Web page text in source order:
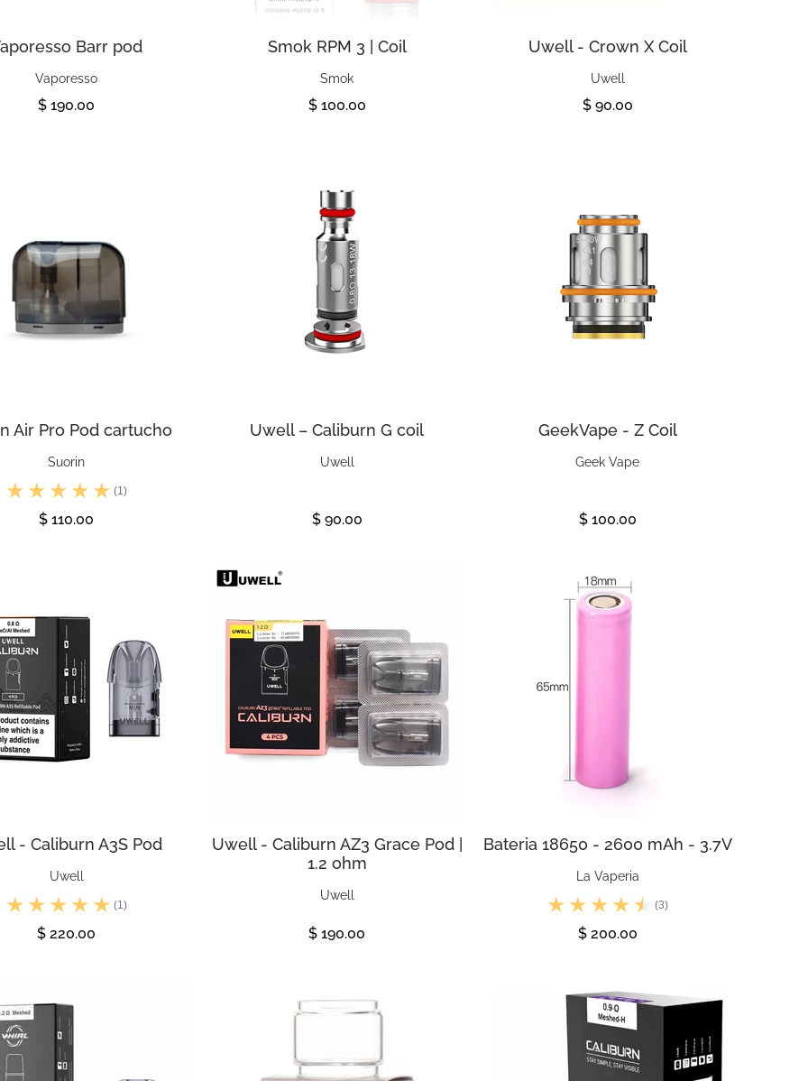
Barr pod
Vaporesso
$ 190.00
Smok RPM 3 | Coil
Smok
$ 100.00
Uwell - Crown X Coil
Uwell
$ 90.00
Air Pro Pod cartucho
Suorin
(1)
$ 110.00
Uwell – Caliburn G coil
Uwell
$ 90.00
GeekVape - Z Coil
Geek Vape
$ 100.00
- Caliburn A3S Pod
Uwell
(1)
$ 220.00
Uwell - Caliburn AZ3 Grace Pod |
1.2 ohm
Uwell
$ 190.00
Bateria 18650 - 2600 mAh - 3.7V
La Vaperia
(3)
$ 200.00